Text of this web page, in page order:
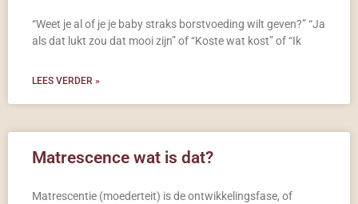
“Weet je al of je je baby straks borstvoeding wilt geven?” “Ja
als dat lukt zou dat mooi zijn” of “Koste wat kost” of “Ik
LEES VERDER »
Matrescence wat is dat?
Matrescentie (moederteit) is de ontwikkelingsfase, of